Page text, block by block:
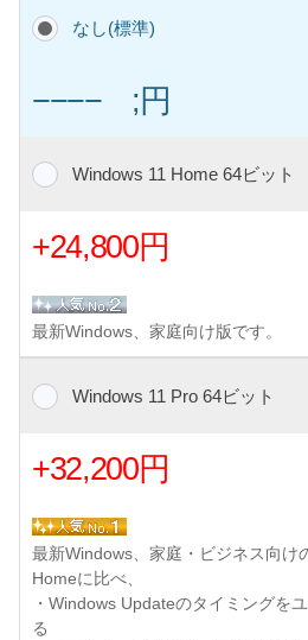
なし(標準)
−−−− ;円
Windows 11 Home 64ビット
+24,800円
最新Windows、家庭向け版です。
Windows 11 Pro 64ビット
+32,200円
最新Windows、家庭・ビジネス向け
Homeに比べ、
・Windows Updateのタイミングを
る